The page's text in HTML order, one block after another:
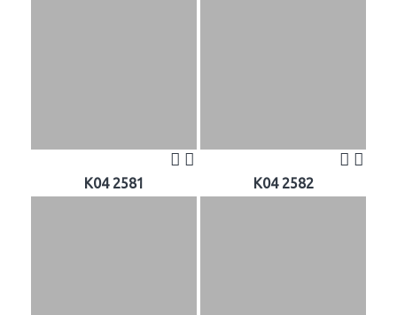
K04 2581 K04 2582